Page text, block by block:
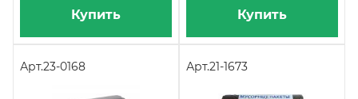
Купить Купить
Арт.23-0168 Арт.21-1673